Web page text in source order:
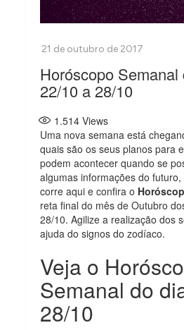
Horóscopo Semanal
22/10 a 28/10
1.514 Views
Uma nova semana está
quais são os seus planos para
podem acontecer quando se
algumas informações do
corre aqui e confira o
reta final do mês de Outubro
28/10. Agilize a realização dos
ajuda do signos do zodíaco.
Veja o
Semanal do
28/10